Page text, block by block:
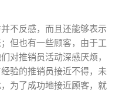
不反感，而且还能够表示
但也有一些顾客，由于工
对推销员活动深感厌烦，
验的推销员接近不得，未
为了成功地接近顾客，就